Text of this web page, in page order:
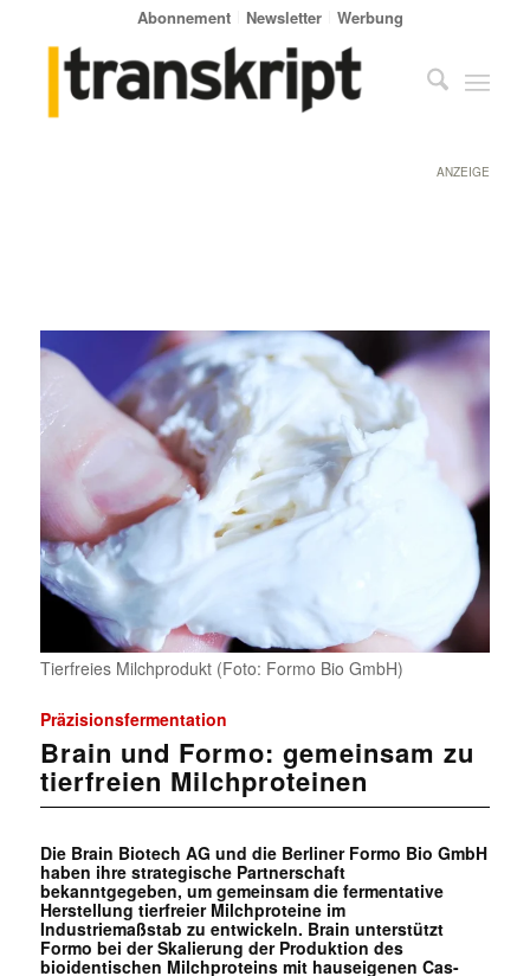
Abonnement Newsletter Werbung
ANZEIGE
Tierfreies Milchprodukt (Foto: Formo Bio GmbH)
Präzisionsfermentation
Brain und Formo: gemeinsam zu
tierfreien Milchproteinen
Die Brain Biotech AG und die Berliner Formo Bio GmbH
haben ihre strategische Partnerschaft
bekanntgegeben, um gemeinsam die fermentative
Herstellung tierfreier Milchproteine im
Industriemaßstab zu entwickeln. Brain unterstützt
Formo bei der Skalierung der Produktion des
bioidentischen Milchproteins mit hauseigenen Cas-